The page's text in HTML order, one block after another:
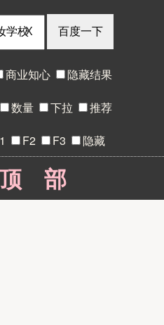
X
商业知心 隐藏结果
数量 下拉 推荐
F2 F3 隐藏
部